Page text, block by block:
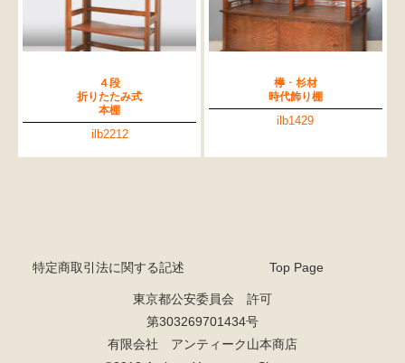
４段
折りたたみ式
本棚
ilb2212
﨔・杉材
時代飾り棚
ilb1429
特定商取引法に関する記述 Top Page
東京都公安委員会 許可
第303269701434号
有限会社 アンティーク山本商店